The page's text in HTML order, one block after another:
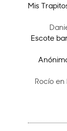
Mis
Escote
Rocíoen